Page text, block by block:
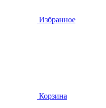
Избранное
Корзина